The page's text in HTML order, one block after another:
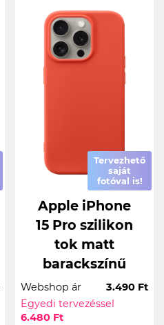
Tervezhető
saját
fotóval is!
Apple iPhone
15 Pro szilikon
tok matt
barackszínű
Webshop ár
3.490 Ft
Egyedi tervezéssel
6.480 Ft